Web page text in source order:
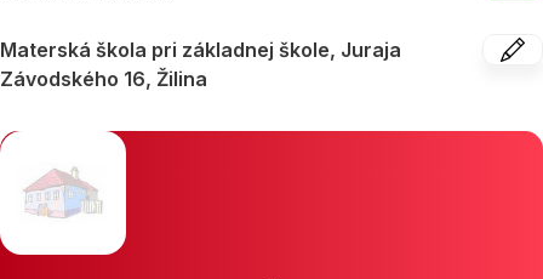
Materská škola pri základnej škole, Juraja
Závodského 16, Žilina